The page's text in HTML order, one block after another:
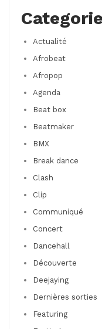
Actualité
Afrobeat
Afropop
Agenda
Beat box
Beatmaker
BMX
Break dance
Clash
Clip
Communiqué
Concert
Dancehall
Découverte
Deejaying
Dernières sorties
Featuring